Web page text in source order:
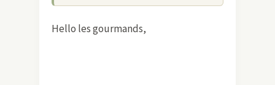
Hello les gourmands,